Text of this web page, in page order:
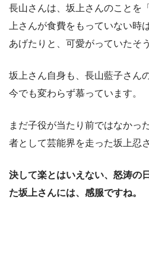
長山さんは、坂上さんのことを
上さんが食費をもっていない時
あげたりと、可愛がっていたそう
坂上さん自身も、長山藍子さん
今でも変わらず慕っています。
まだ子役が当たり前ではなかっ
者として芸能界を走った坂上忍さ
決して楽とはいえない、怒涛の
た坂上さんには、感服ですね。